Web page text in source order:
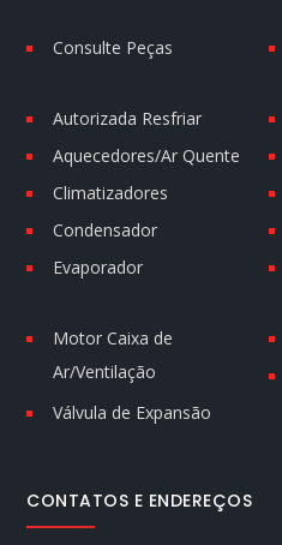
Consulte Peças
Autorizada Resfriar
Aquecedores/Ar Quente
Climatizadores
Condensador
Evaporador
Motor Caixa de
Ar/Ventilação
Válvula de Expansão
CONTATOS E ENDEREÇOS